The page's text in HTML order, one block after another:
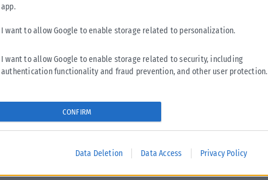
app.
I want to allow Google to enable storage related to personalization.
I want to allow Google to enable storage related to security, including
authentication functionality and fraud prevention, and other user protection.
CONFIRM
Data Deletion Data Access Privacy Policy